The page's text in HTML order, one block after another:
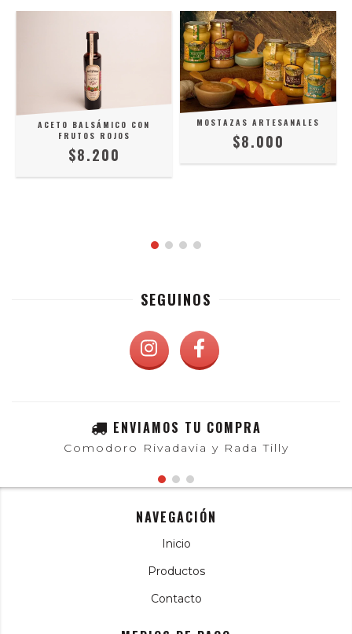
ACETO BALSÁMICO CON
FRUTOS ROJOS
$8.200
MOSTAZAS ARTESANALES
$8.000
SEGUINOS
ENVIAMOS TU COMPRA
Comodoro Rivadavia y Rada Tilly
NAVEGACIÓN
Inicio
Productos
Contacto